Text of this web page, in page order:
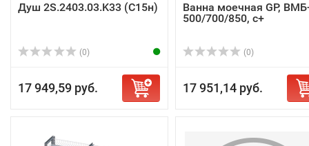
Душ 2S.2403.03.K33 (C15н)
(0)
17 949,59 руб.
Ванна моечная GP,
500/700/850, с+
(0)
17 951,14 руб.